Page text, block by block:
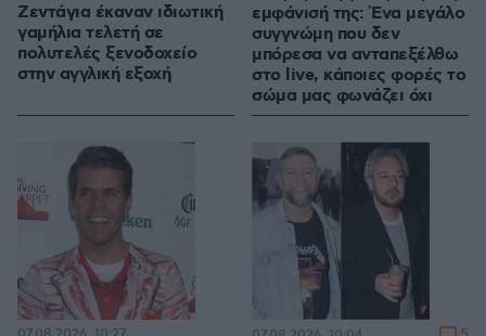
Ζεντάγια έκαναν ιδιωτική
γαμήλια τελετή σε
πολυτελές ξενοδοχείο
στην αγγλική εξοχή
εμφάνισή της: Ένα μεγάλο
συγγνώμη που δεν
μπόρεσα να ανταπεξέλθω
στο live, κάποιες φορές το
σώμα μας φωνάζει όχι